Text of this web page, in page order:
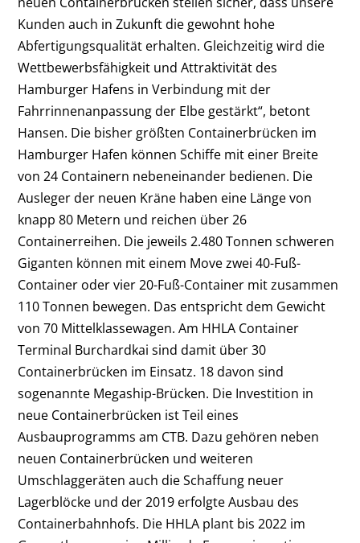
Kunden auch in Zukunft die gewohnt hohe
Abfertigungsqualität erhalten. Gleichzeitig wird die
Wettbewerbsfähigkeit und Attraktivität des
Hamburger Hafens in Verbindung mit der
Fahrrinnenanpassung der Elbe gestärkt“, betont
Hansen. Die bisher größten Containerbrücken im
Hamburger Hafen können Schiffe mit einer Breite
von 24 Containern nebeneinander bedienen. Die
Ausleger der neuen Kräne haben eine Länge von
knapp 80 Metern und reichen über 26
Containerreihen. Die jeweils 2.480 Tonnen schweren
Giganten können mit einem Move zwei 40-Fuß-
Container oder vier 20-Fuß-Container mit zusammen
110 Tonnen bewegen. Das entspricht dem Gewicht
von 70 Mittelklassewagen. Am HHLA Container
Terminal Burchardkai sind damit über 30
Containerbrücken im Einsatz. 18 davon sind
sogenannte Megaship-Brücken. Die Investition in
neue Containerbrücken ist Teil eines
Ausbauprogramms am CTB. Dazu gehören neben
neuen Containerbrücken und weiteren
Umschlaggeräten auch die Schaffung neuer
Lagerblöcke und der 2019 erfolgte Ausbau des
Containerbahnhofs. Die HHLA plant bis 2022 im